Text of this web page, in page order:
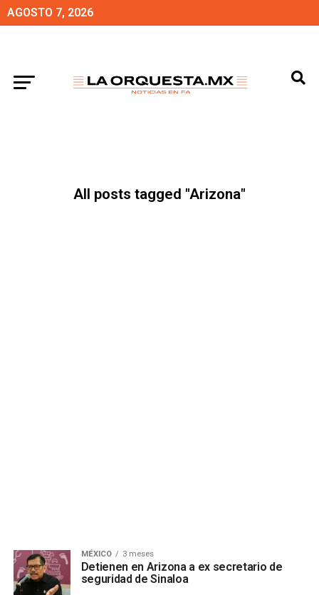
AGOSTO 7, 2026
All posts tagged "Arizona"
MÉXICO 3 meses
Detienen en Arizona a ex secretario de
seguridad de Sinaloa